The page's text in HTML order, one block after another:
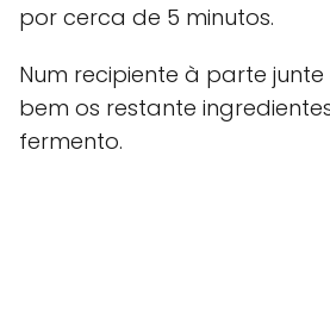
por cerca de 5 minutos.
Num recipiente à parte
bem os restante
fermento.